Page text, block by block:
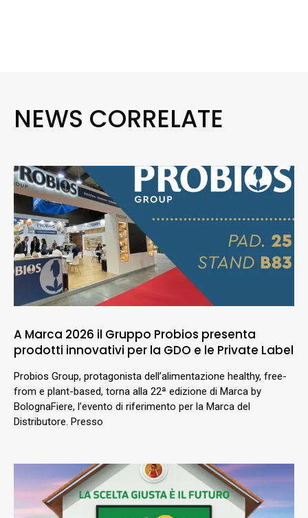
NEWS CORRELATE
A Marca 2026 il Gruppo Probios presenta
prodotti innovativi per la GDO e le Private Label
Probios Group, protagonista dell’alimentazione healthy, free-
from e plant-based, torna alla 22ª edizione di Marca by
BolognaFiere, l’evento di riferimento per la Marca del
Distributore. Presso